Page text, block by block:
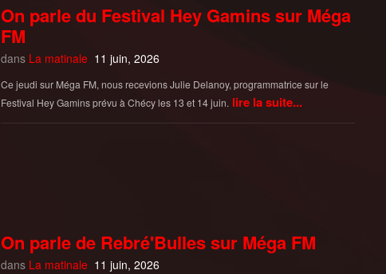
On parle du Festival Hey Gamins sur Méga
FM
dans La matinale 11 juin, 2026
Ce jeudi sur Méga FM, nous recevions Julie Delanoy, programmatrice sur le
Festival Hey Gamins prévu à Chécy les 13 et 14 juin. lire la suite...
On parle de Rebré'Bulles sur Méga FM
dans La matinale 11 juin, 2026